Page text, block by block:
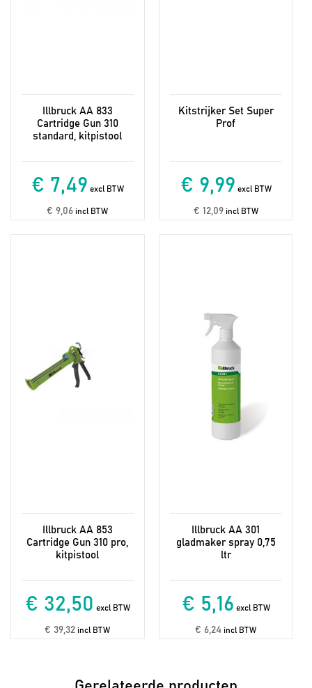
Illbruck AA 833
Cartridge Gun 310
standard, kitpistool
€ 7,49 excl BTW
€ 9,06 incl BTW
Kitstrijker Set Super
Prof
€ 9,99 excl BTW
€ 12,09incl BTW
Illbruck AA 853
Cartridge Gun 310 pro,
kitpistool
€ 32,50 excl BTW
€ 39,32 incl BTW
Illbruck AA 301
gladmaker spray 0,75
ltr
€ 5,16 excl BTW
€ 6,24 incl BTW